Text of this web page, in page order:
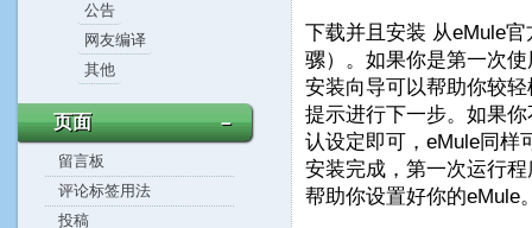
下载并且安装 从eMule
骡）。如果你是第一次
安装向导可以帮助你较
提示进行下一步。如果
认设定即可，eMule同样
安装完成，第一次运行
帮助你设置好你的
公告
网友编译
其他
页面 －
留言板
评论标签用法
投稿